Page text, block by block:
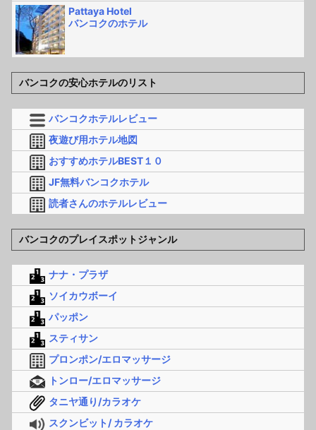
Pattaya Hotel
バンコクのホテル
バンコクの安心ホテルのリスト
バンコクホテルレビュー
夜遊び用ホテル地図
おすすめホテルBEST１０
JF無料バンコクホテル
読者さんのホテルレビュー
バンコクのプレイスポットジャンル
ナナ・プラザ
ソイカウボーイ
パッポン
スティサン
プロンポン/エロマッサージ
トンロー/エロマッサージ
タニヤ通り/カラオケ
スクンビット/ カラオケ